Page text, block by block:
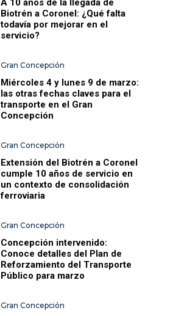
A 10 años de la llegada de
Biotrén a Coronel: ¿Qué falta
todavía por mejorar en el
servicio?
Gran Concepción
Miércoles 4 y lunes 9 de marzo:
las otras fechas claves para el
transporte en el Gran
Concepción
Gran Concepción
Extensión del Biotrén a Coronel
cumple 10 años de servicio en
un contexto de consolidación
ferroviaria
Gran Concepción
Concepción intervenido:
Conoce detalles del Plan de
Reforzamiento del Transporte
Público para marzo
Gran Concepción